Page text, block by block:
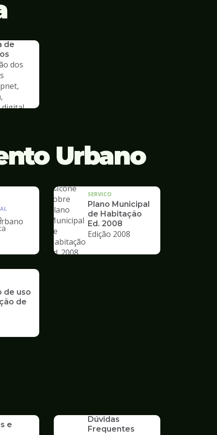
de
dos
digital
Urbano
SERVICO
Plano Municipal
de Habitação
Ed. 2008
Edição 2008
de uso
de
e
Dúvidas
Frequentes